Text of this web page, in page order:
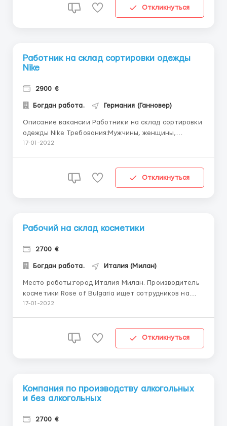
Предоставляется работодателем бесплатно, есть
Откликнуться
Работник на склад сортировки одежды
Nike
2900 €
Богдан работа. Германия (Ганновер)
Описание вакансии Работники на склад сортировки
одежды Nike Требования:Мужчины, женщины,
сем.пары Обязанности: Загрузка и выгрузка товара
месяц График работы: 8-12 час/день. 5 ...
17-01-2022
Откликнуться
Рабочий на склад косметики
2700 €
Богдан работа. Италия (Милан)
Место работы:город Италия Милан. Производитель
косметики Rose of Bulgaria ищет сотрудников на
упаковку своей продукции Требуются мужчины и
коробки, работа со сканером, сбор заказов. Работа
17-01-2022
Откликнуться
Компания по производству алкогольных
и без алкогольных
2700 €